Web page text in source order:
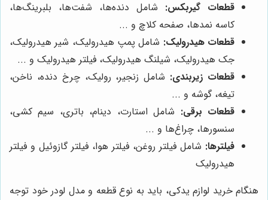
قطعات گیربکس: شامل دنده‌ها، شفت‌ها، بلبرینگ‌ها،
کاسه نمدها، صفحه کلاچ و ...
قطعات هیدرولیک: شامل پمپ هیدرولیک، شیر هیدرولیک،
جک هیدرولیک، شیلنگ هیدرولیک، فیلتر هیدرولیک و ...
قطعات زیربندی: شامل زنجیر، رولیک، چرخ دنده، ناخن،
تیغه، گوشه و ...
قطعات برقی: شامل استارت، دینام، باتری، سیم کشی،
سنسورها، چراغ‌ها و ...
فیلترها: شامل فیلتر روغن، فیلتر هوا، فیلتر گازوئیل و فیلتر
هیدرولیک
هنگام خرید لوازم یدکی، باید به نوع قطعه و مدل لودر خود توجه